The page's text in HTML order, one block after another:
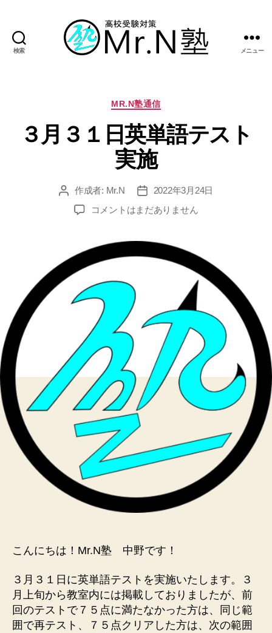
検索 メニュー
カ
ゴ
リ
ー
MR.N塾通信
３月３１日英単語テスト
実施
投 作成者: Mr.N
投
稿
2022年3月24日
３
１
日
単
語
テ
ス
実
へ
の
コメントはまだありません
こんにちは！Mr.N塾 中野です！
３月３１日に英単語テストを実施いたします。３
月上旬から教室内には掲載しておりましたが、前
回のテストで７５点に満たなかった方は、同じ範
囲で再テスト、７５点クリアした方は、次の範囲